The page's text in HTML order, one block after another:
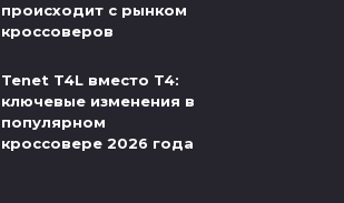
происходит с рынком
кроссоверов
Tenet T4L вместо T4:
ключевые изменения в
популярном
кроссовере 2026 года